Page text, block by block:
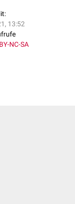
13:52
BY-NC-SA